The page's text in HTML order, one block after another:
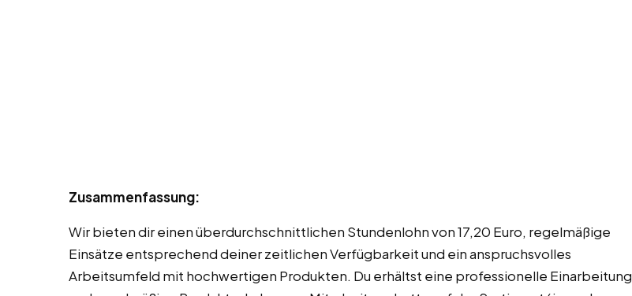
Zusammenfassung:
Wir bieten dir einen überdurchschnittlichen Stundenlohn von 17,20 Euro, regelmäßige
Einsätze entsprechend deiner zeitlichen Verfügbarkeit und ein anspruchsvolles
Arbeitsumfeld mit hochwertigen Produkten. Du erhältst eine professionelle Einarbeitung